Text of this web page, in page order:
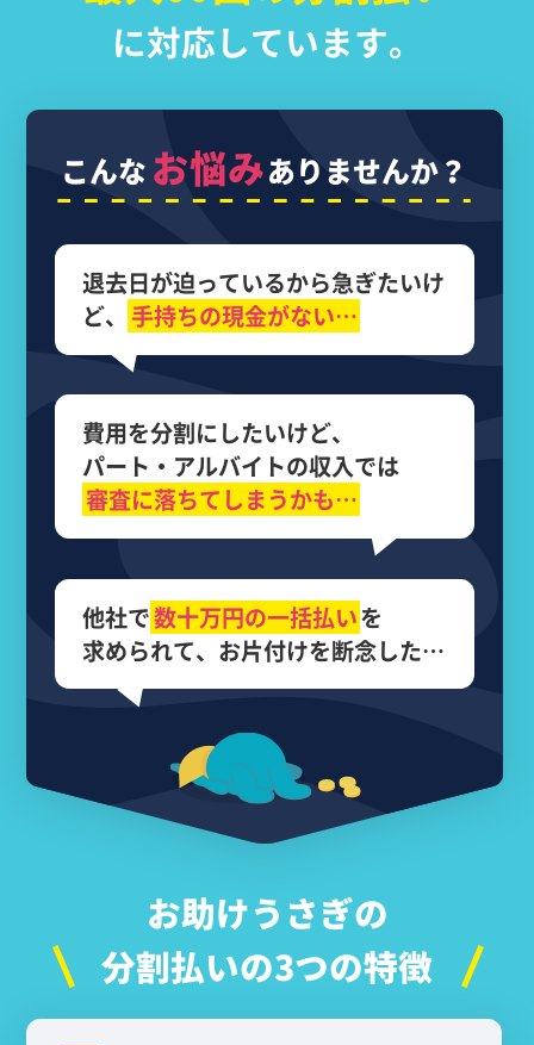
に対応しています。
こんなお悩みありませんか？
退去日が迫っているから急ぎたいけ
ど、 手持ちの現金がない…
費用を分割にしたいけど、
パート・アルバイトの収入では
審査に落ちてしまうかも…
他社で数十万円の一括払いを
求められて、 お片付けを断念した…
お助けうさぎの
分割払いの3つの特徴